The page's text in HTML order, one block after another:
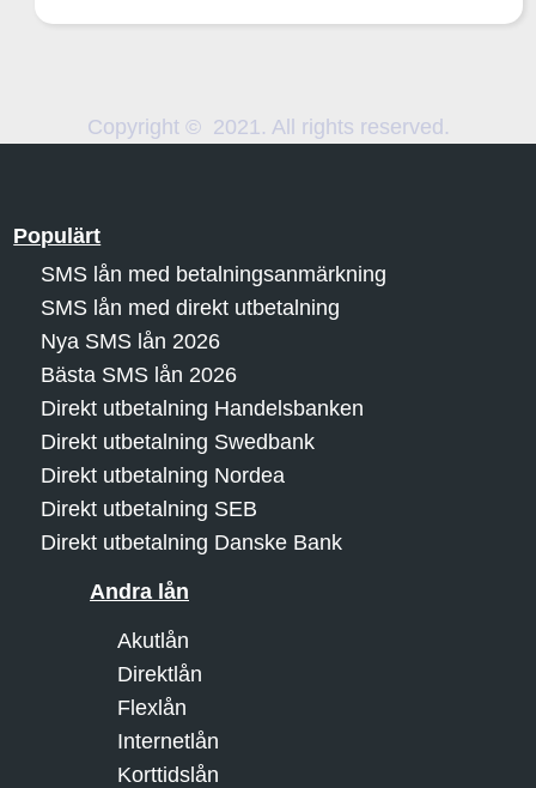
Copyright © 2021. All rights reserved.
Populärt
SMS lån med betalningsanmärkning
SMS lån med direkt utbetalning
Nya SMS lån 2026
Bästa SMS lån 2026
Direkt utbetalning Handelsbanken
Direkt utbetalning Swedbank
Direkt utbetalning Nordea
Direkt utbetalning SEB
Direkt utbetalning Danske Bank
Andra lån
Akutlån
Direktlån
Flexlån
Internetlån
Korttidslån